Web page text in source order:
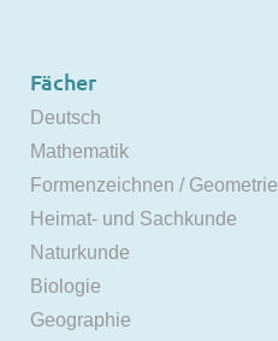
Fächer
Deutsch
Mathematik
Formenzeichnen / Geometrie
Heimat- und Sachkunde
Naturkunde
Biologie
Geographie